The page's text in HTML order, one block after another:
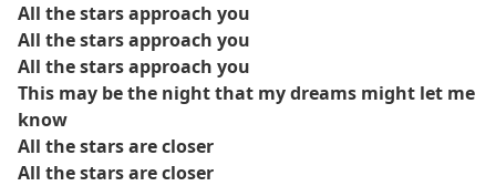
All the stars approach you
All the stars approach you
All the stars approach you
This may be the night that my dreams might let me
know
All the stars are closer
All the stars are closer